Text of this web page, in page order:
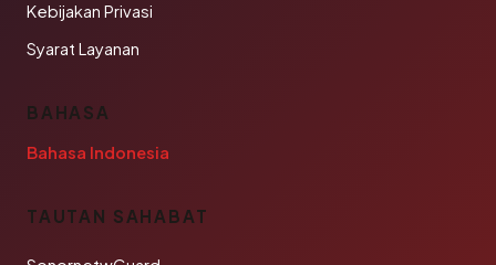
Kebijakan Privasi
Syarat Layanan
BAHASA
Bahasa Indonesia
TAUTAN SAHABAT